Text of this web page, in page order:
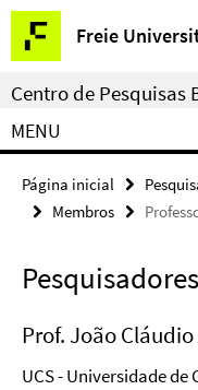
Springe
direkt
zu
Inhalt
Freie
Serviço
de
navegação
Centro de Pesquisas
MENU
Página inicial
Membros
Prof. João
UCS - Universidade de